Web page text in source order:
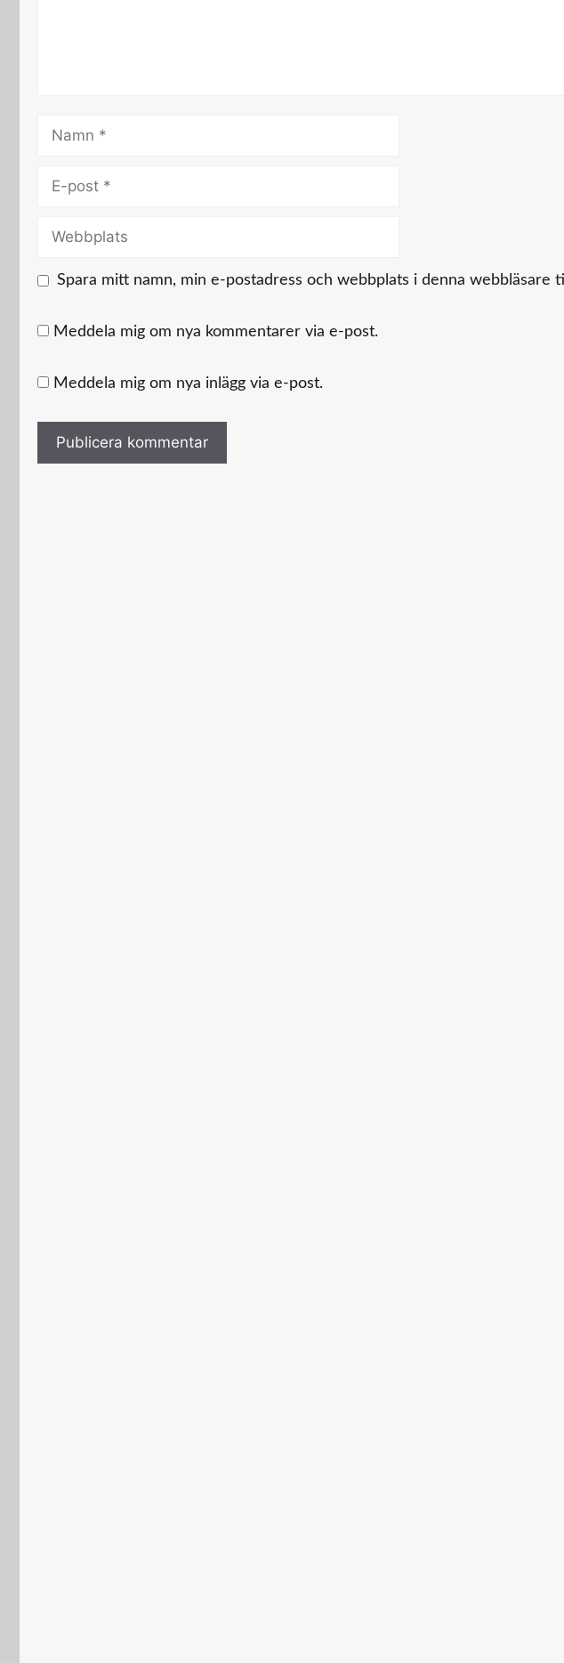
Namn
Webbplats
Spara mitt namn, min e-postadress och webbplats i denna webbläsare
Meddela mig om nya kommentarer via e-post.
Meddela mig om nya inlägg via e-post.